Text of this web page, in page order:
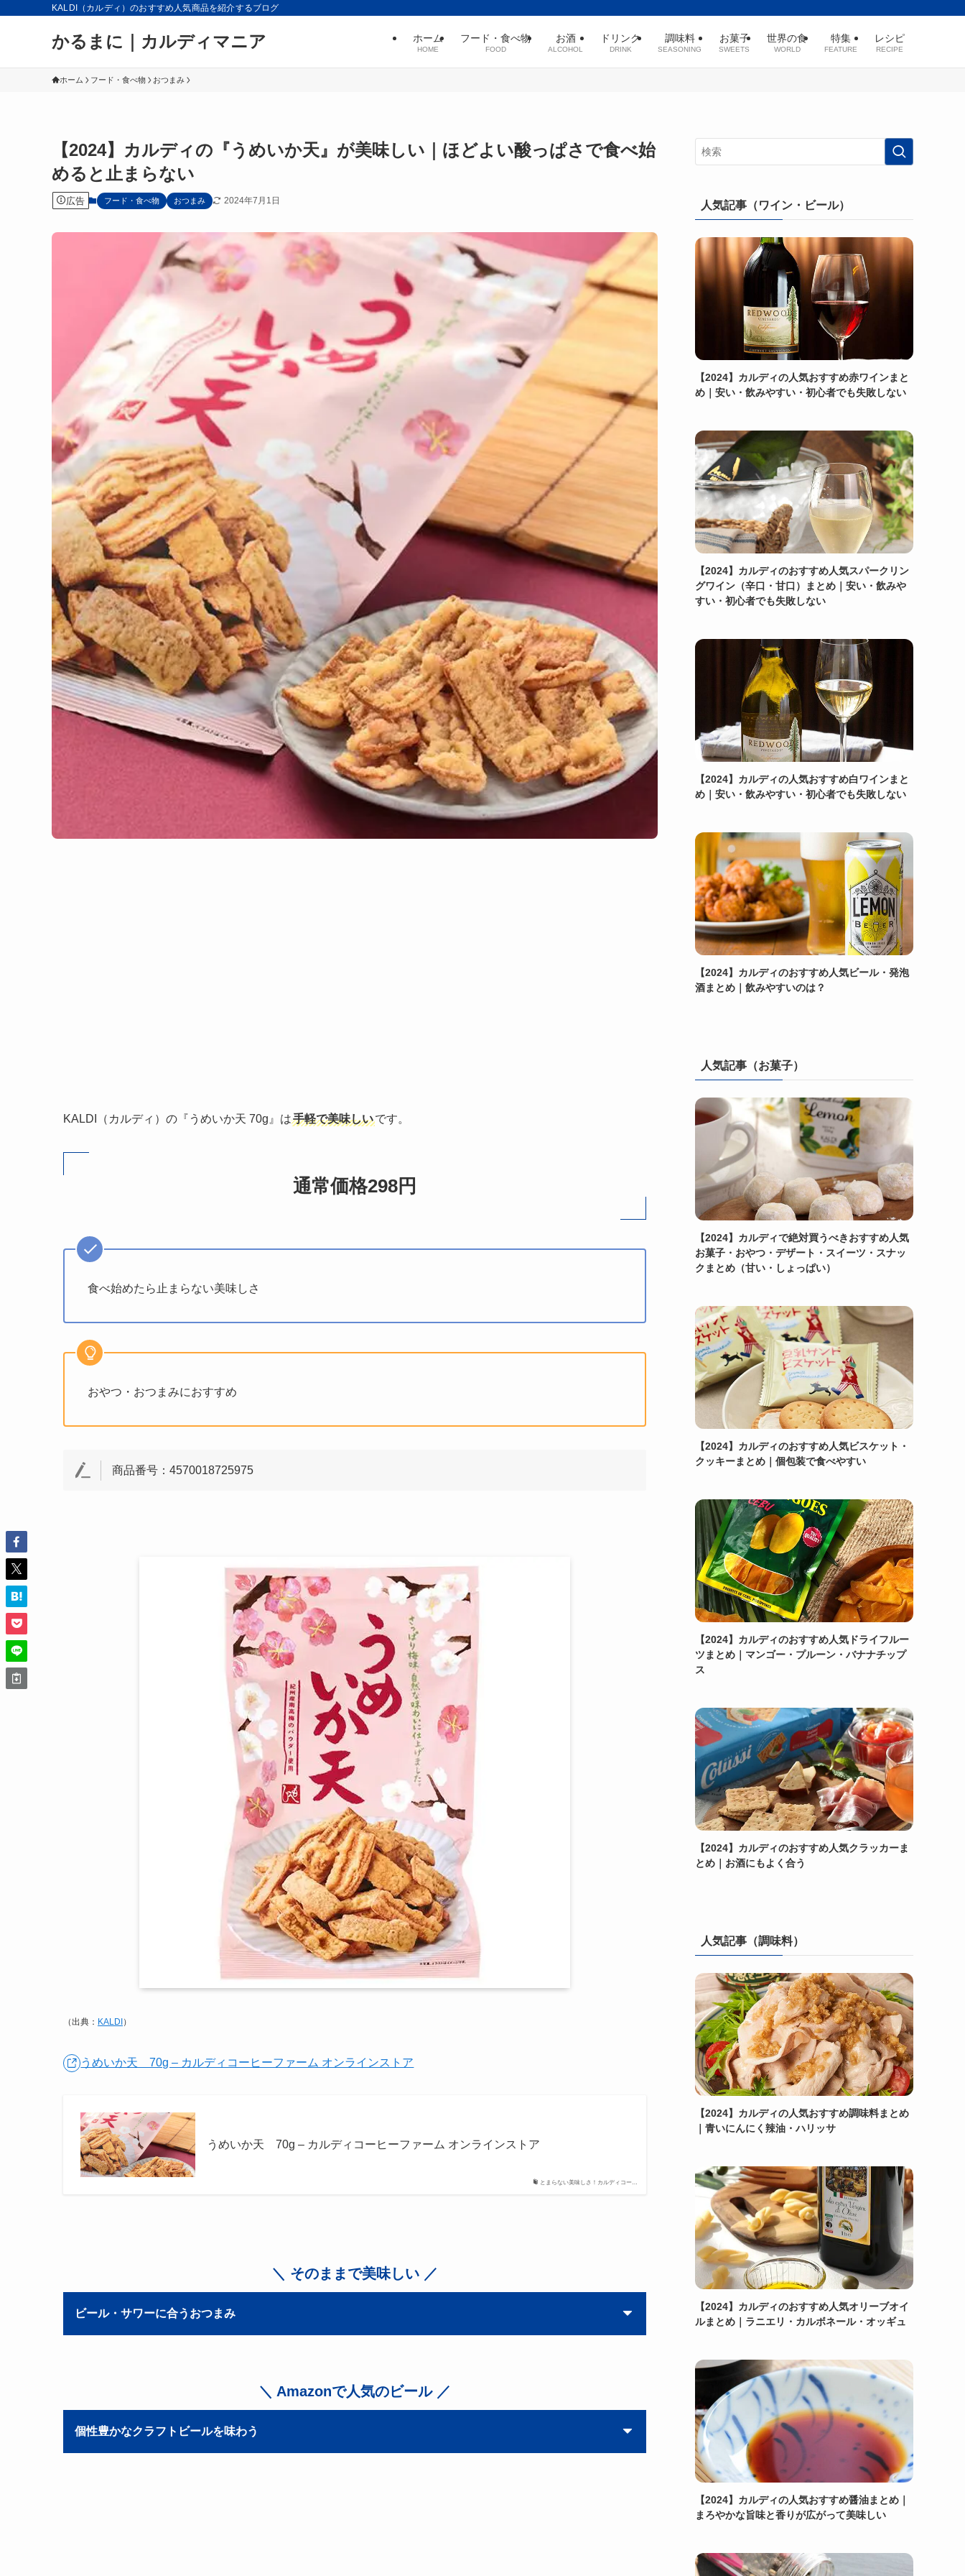
KALDI（カルディ）のおすすめ人気商品を紹介するブログ
かるまに｜カルディマニア ホーム
HOME
フード・食べ物
FOOD
お酒
ALCOHOL
ドリンク
DRINK
調味料
SEASONING
お菓子
SWEETS
世界の食
WORLD
特集
FEATURE
レシピ
RECIPE
ホーム フード・食べ物 おつまみ
【2024】カルディの『うめいか天』が美味しい｜ほどよい酸っぱさで食べ始
めると止まらない
広告 フード・食べ物 おつまみ 2024年7月1日
KALDI（カルディ）の『うめいか天 70g』は手軽で美味しいです。
通常価格298円
食べ始めたら止まらない美味しさ
おやつ・おつまみにおすすめ
商品番号：4570018725975
（出典： KALDI ）
うめいか天 70g – カルディコーヒーファーム オンラインストア
とまらない美味しさ！カルディコー…
うめいか天 70g – カルディコーヒーファーム オンラインストア
＼ そのままで美味しい ／
ビール・サワーに合うおつまみ
＼ Amazonで人気のビール ／
個性豊かなクラフトビールを味わう
人気記事（ワイン・ビール）
【2024】カルディの人気おすすめ赤ワインまと
め｜安い・飲みやすい・初心者でも失敗しない
【2024】カルディのおすすめ人気スパークリン
グワイン（辛口・甘口）まとめ｜安い・飲みや
すい・初心者でも失敗しない
【2024】カルディの人気おすすめ白ワインまと
め｜安い・飲みやすい・初心者でも失敗しない
【2024】カルディのおすすめ人気ビール・発泡
酒まとめ｜飲みやすいのは？
人気記事（お菓子）
【2024】カルディで絶対買うべきおすすめ人気
お菓子・おやつ・デザート・スイーツ・スナッ
クまとめ（甘い・しょっぱい）
【2024】カルディのおすすめ人気ビスケット・
クッキーまとめ｜個包装で食べやすい
【2024】カルディのおすすめ人気ドライフルー
ツまとめ｜マンゴー・プルーン・バナナチップ
ス
【2024】カルディのおすすめ人気クラッカーま
とめ｜お酒にもよく合う
人気記事（調味料）
【2024】カルディの人気おすすめ調味料まとめ
｜青いにんにく辣油・ハリッサ
【2024】カルディのおすすめ人気オリーブオイ
ルまとめ｜ラニエリ・カルボネール・オッギュ
【2024】カルディの人気おすすめ醤油まとめ｜
まろやかな旨味と香りが広がって美味しい